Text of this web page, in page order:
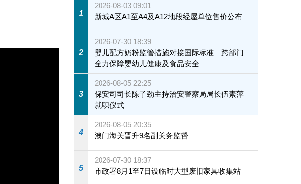
1
2026-08-03 09:01
新城A区A1至A4及A12地段经屋单位售价公布
2
2026-07-30 18:39
婴儿配方奶粉监管措施对接国际标准 跨部门
全力保障婴幼儿健康及食品安全
3
2026-08-05 22:25
保安司司长陈子劲主持治安警察局局长伍素萍
就职仪式
4
2026-08-05 20:35
澳门海关晋升9名副关务监督
5
2026-07-30 18:37
市政署8月1至7日设临时大型废旧家具收集站